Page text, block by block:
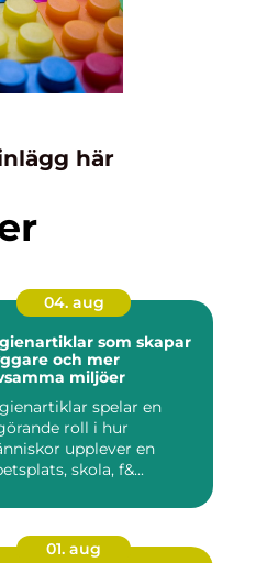
här
04. aug
som skapar
och mer
miljöer
spelar en
roll i hur
upplever en
skola, f&...
01. aug